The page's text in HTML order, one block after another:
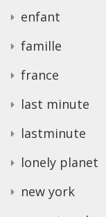
enfant
famille
france
last minute
lastminute
lonely planet
new york